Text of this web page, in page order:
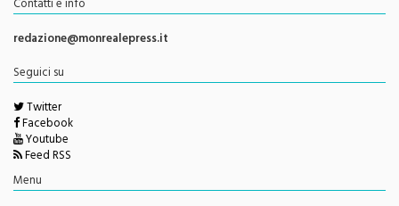
Direttore ResponsabileGiorgio Vaiana
Contatti e info
redazione@monrealepress.it
Seguici su
Twitter
Facebook
Youtube
Feed RSS